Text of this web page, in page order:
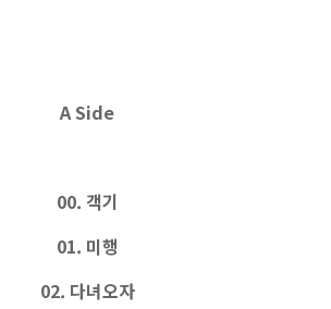
A Side
00. 객기
01. 미행
02. 다녀오자